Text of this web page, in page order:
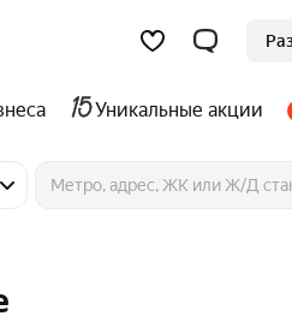
Уникальные акции